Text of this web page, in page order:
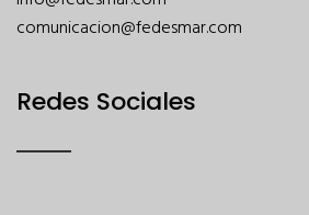
comunicacion@fedesmar.com
Redes Sociales